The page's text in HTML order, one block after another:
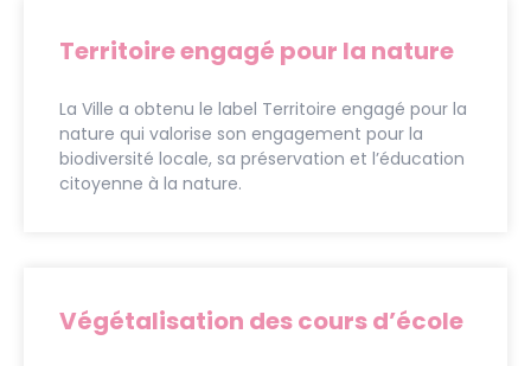
Territoire engagé pour la nature
La Ville a obtenu le label Territoire engagé pour la
nature qui valorise son engagement pour la
biodiversité locale, sa préservation et l’éducation
citoyenne à la nature.
Végétalisation des cours d’école